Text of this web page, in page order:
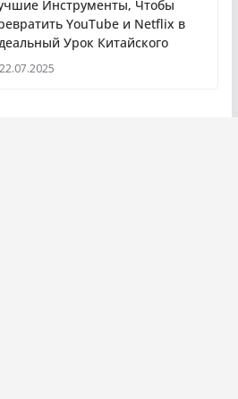
Инструменты, Чтобы
YouTube и Netflix в
Урок Китайского
22.07.2025